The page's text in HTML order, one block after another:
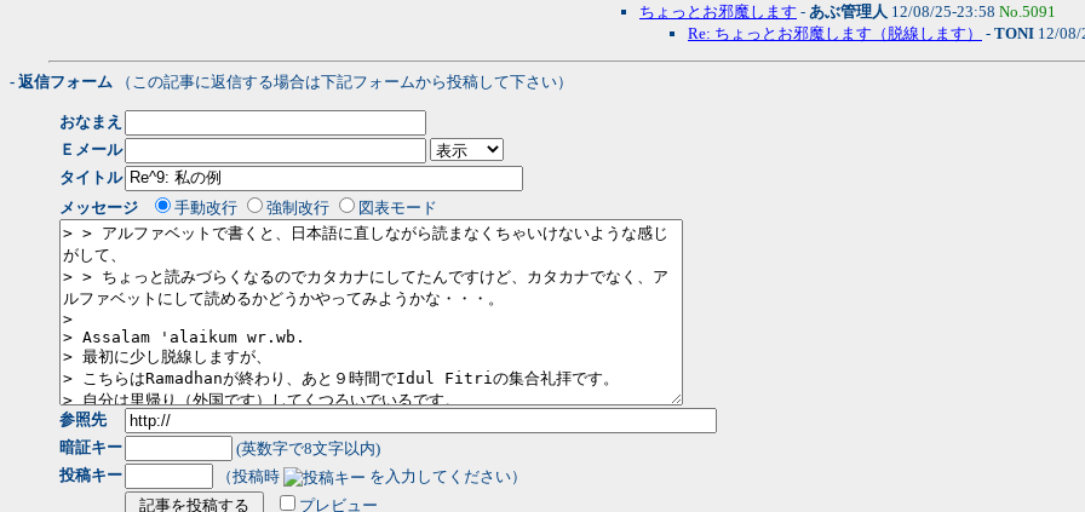
ちょっとお邪魔します - あぶ管理人 12/08/25-23:58 No.5091
Re: ちょっとお邪魔します（脱線します）
- TONI 12/
- 返信フォーム （この記事に返信する場合は下記フォームから投稿して下さい）
おなまえ
Ｅメール
タイトル
メッセージ
手動改行 強制改行 図表モード
参照先
暗証キー
(英数字で8文字以内)
投稿キー
（投稿時
を入力してください）
プレビュー